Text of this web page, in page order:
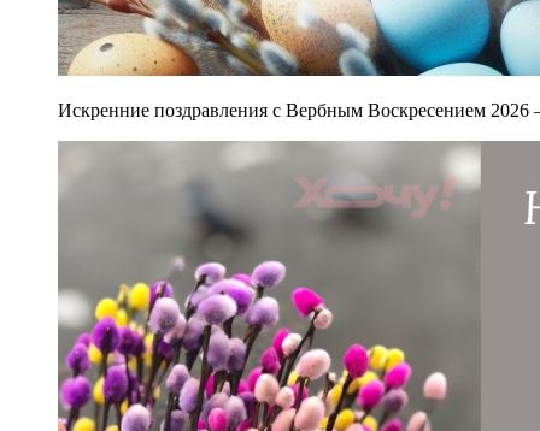
Искренние поздравления с Вербным Воскресением